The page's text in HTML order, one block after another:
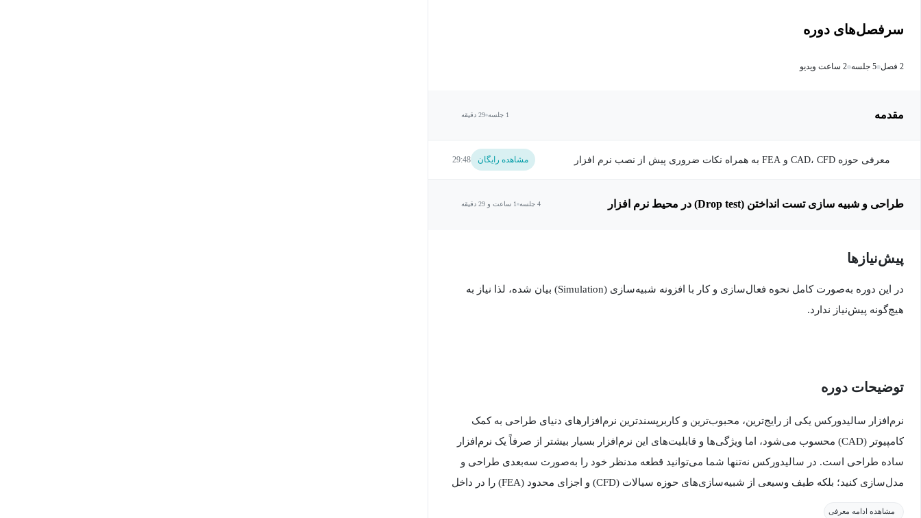
سرفصل‌های دوره
2 فصل 5 جلسه 2 ساعت ویدیو
مقدمه 1 جلسه 29 دقیقه
معرفی حوزه CAD، CFD و FEA به همراه نکات ضروری پیش از نصب نرم افزار
مشاهده رایگان 29:48
طراحی و شبیه سازی تست انداختن (Drop test) در محیط نرم افزار 4 جلسه 1 ساعت و 29 دقیقه
پیش‌نیاز‌ها
در این دوره به‌صورت کامل نحوه فعال‌سازی و کار با افزونه شبیه‌سازی (Simulation) بیان شده، لذا نیاز به
هیچ‌گونه پیش‌نیاز ندارد.
توضیحات دوره
نرم‌افزار سالیدورکس یکی از رایج‌ترین، محبوب‌ترین و کاربرپسندترین نرم‌افزارهای دنیای طراحی به کمک
کامپیوتر (CAD) محسوب می‌شود، اما ویژگی‌ها و قابلیت‌های این نرم‌افزار بسیار بیشتر از صرفاً یک نرم‌افزار
ساده طراحی است. در سالیدورکس نه‌تنها شما می‌توانید قطعه مدنظر خود را به‌صورت سه‌بعدی طراحی و
مدل‌سازی کنید؛ بلکه طیف وسیعی از شبیه‌سازی‌های حوزه سیالات (CFD) و اجزای محدود (FEA) را در داخل
مشاهده ادامه معرفی